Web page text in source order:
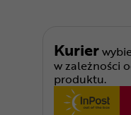
Kurier
w zależności
produktu.